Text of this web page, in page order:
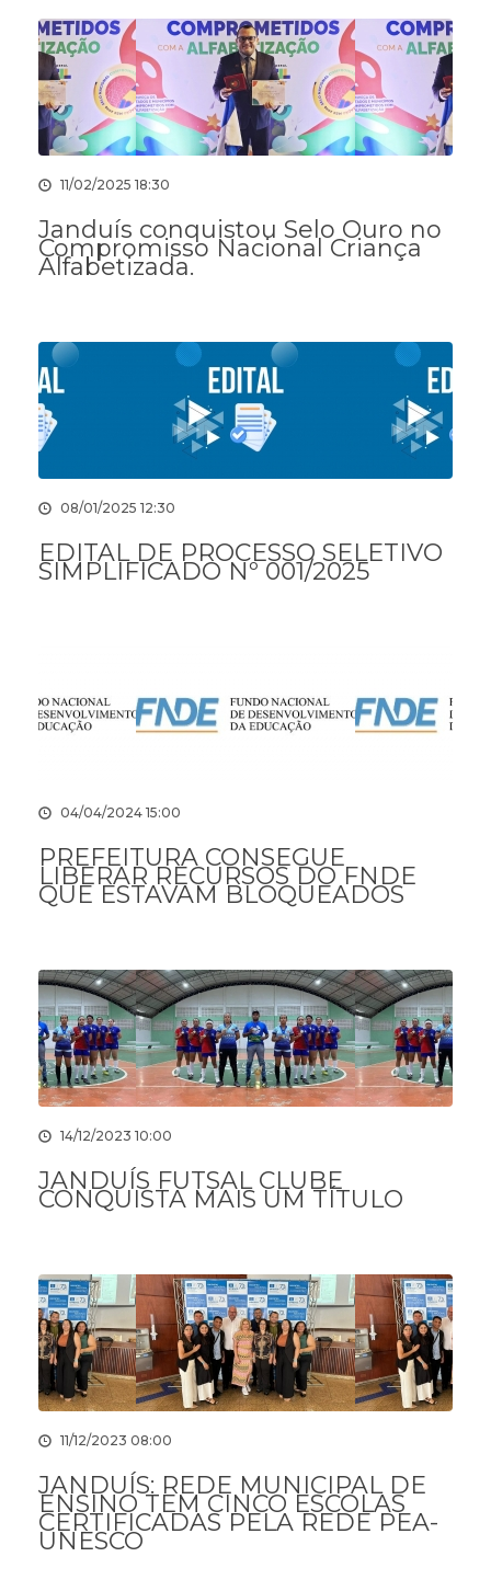
11/02/2025 18:30
Janduís conquistou Selo Ouro no
Compromisso Nacional Criança
Alfabetizada.
08/01/2025 12:30
EDITAL DE PROCESSO SELETIVO
SIMPLIFICADO Nº 001/2025
04/04/2024 15:00
PREFEITURA CONSEGUE
LIBERAR RECURSOS DO FNDE
QUE ESTAVAM BLOQUEADOS
14/12/2023 10:00
JANDUÍS FUTSAL CLUBE
CONQUISTA MAIS UM TÍTULO
11/12/2023 08:00
JANDUÍS: REDE MUNICIPAL DE
ENSINO TEM CINCO ESCOLAS
CERTIFICADAS PELA REDE PEA-
UNESCO